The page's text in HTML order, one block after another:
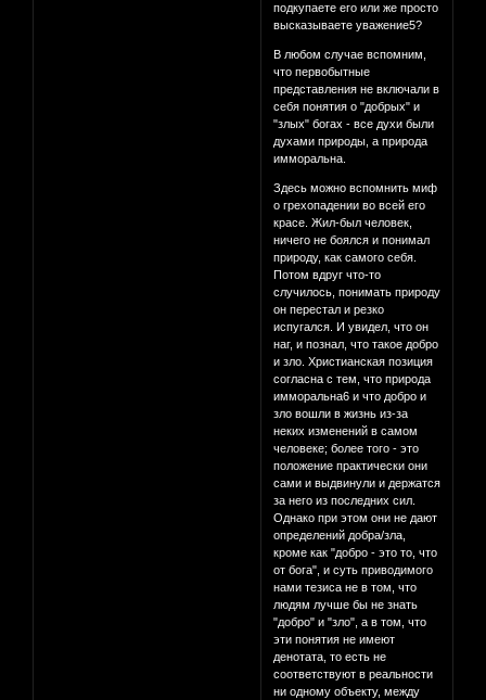
подкупаете его или же просто
высказываете уважение5?
В любом случае вспомним,
что первобытные
представления не включали в
себя понятия о "добрых" и
"злых" богах - все духи были
духами природы, а природа
имморальна.
Здесь можно вспомнить миф
о грехопадении во всей его
красе. Жил-был человек,
ничего не боялся и понимал
природу, как самого себя.
Потом вдруг что-то
случилось, понимать природу
он перестал и резко
испугался. И увидел, что он
наг, и познал, что такое добро
и зло. Христианская позиция
согласна с тем, что природа
имморальна6 и что добро и
зло вошли в жизнь из-за
неких изменений в самом
человеке; более того - это
положение практически они
сами и выдвинули и держатся
за него из последних сил.
Однако при этом они не дают
определений добра/зла,
кроме как "добро - это то, что
от бога", и суть приводимого
нами тезиса не в том, что
людям лучше бы не знать
"добро" и "зло", а в том, что
эти понятия не имеют
денотата, то есть не
соответствуют в реальности
ни одному объекту, между